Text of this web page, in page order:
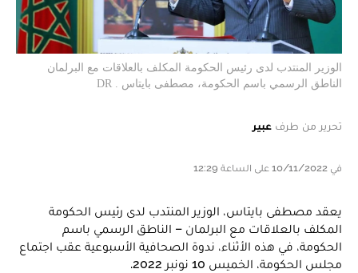
الوزير المنتدب لدى رئيس الحكومة المكلف بالعلاقات مع البرلمان
الناطق الرسمي باسم الحكومة، مصطفى بايتاس . DR
تحرير من طرف عبير
في 10/11/2022 على الساعة 12:29
يعقد مصطفى بايتاس، الوزير المنتدب لدى رئيس الحكومة
المكلف بالعلاقات مع البرلمان – الناطق الرسمي باسم
الحكومة، في هذه الأثناء، ندوة الصحافية الأسبوعية عقب اجتماع
مجلس الحكومة، الخميس 10 نونبر 2022.